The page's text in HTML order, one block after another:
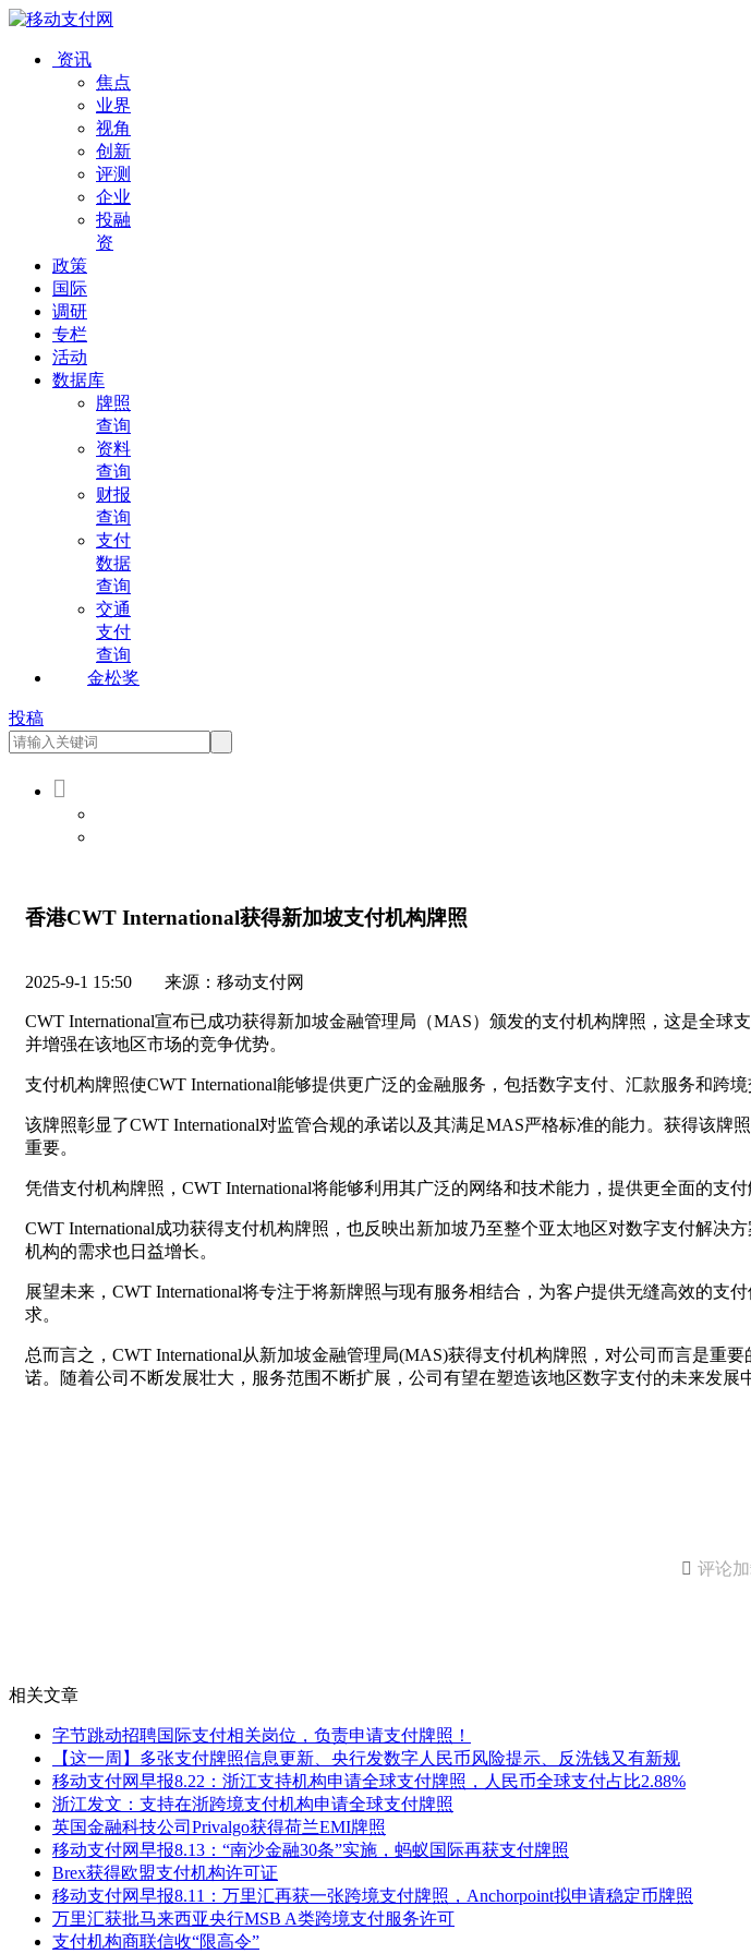
资讯
焦点
业界
视角
创新
评测
企业
投融
资
政策
国际
调研
专栏
活动
数据库
牌照
查询
资料
查询
财报
查询
支付
数据
查询
交通
支付
查询
金松奖
投稿

香港CWT International获得新加坡支付机构牌照
2025-9-1 15:50 来源：移动支付网
CWT International宣布已成功获得新加坡金融管理局（MAS）颁发的支付机构牌照，这是全
并增强在该地区市场的竞争优势。
支付机构牌照使CWT International能够提供更广泛的金融服务，包括数字支付、汇款服务和跨
该牌照彰显了CWT International对监管合规的承诺以及其满足MAS严格标准的能力。获得该
重要。
凭借支付机构牌照，CWT International将能够利用其广泛的网络和技术能力，提供更全面的支
CWT International成功获得支付机构牌照，也反映出新加坡乃至整个亚太地区对数字支付解
机构的需求也日益增长。
展望未来，CWT International将专注于将新牌照与现有服务相结合，为客户提供无缝高效的
求。
总而言之，CWT International从新加坡金融管理局(MAS)获得支付机构牌照，对公司而言是
诺。随着公司不断发展壮大，服务范围不断扩展，公司有望在塑造该地区数字支付的未来发展
 评论
相关文章
字节跳动招聘国际支付相关岗位，负责申请支付牌照！
【这一周】多张支付牌照信息更新、央行发数字人民币风险提示、反洗钱又有新规
移动支付网早报8.22：浙江支持机构申请全球支付牌照，人民币全球支付占比2.88%
浙江发文：支持在浙跨境支付机构申请全球支付牌照
英国金融科技公司Privalgo获得荷兰EMI牌照
移动支付网早报8.13：“南沙金融30条”实施，蚂蚁国际再获支付牌照
Brex获得欧盟支付机构许可证
移动支付网早报8.11：万里汇再获一张跨境支付牌照，Anchorpoint拟申请稳定币牌照
万里汇获批马来西亚央行MSB A类跨境支付服务许可
支付机构商联信收“限高令”